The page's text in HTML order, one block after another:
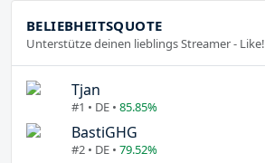
BELIEBHEITSQUOTE
Unterstütze deinen lieblings Streamer - Like!
Tjan
#1 • DE • 85.85%
BastiGHG
#2 • DE • 79.52%